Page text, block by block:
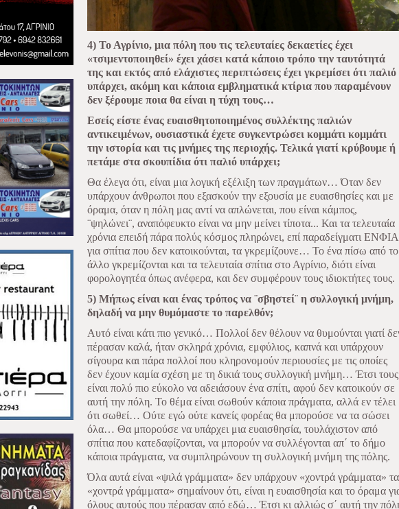
4) Το Αγρίνιο, μια πόλη που τις τελευταίες δεκαετίες έχει
«τσιμεντοποιηθεί» έχει χάσει κατά κάποιο τρόπο την ταυτότητά
της και εκτός από ελάχιστες περιπτώσεις έχει γκρεμίσει ότι παλιό
υπάρχει, ακόμη και κάποια εμβληματικά κτίρια που παραμένουν
δεν ξέρουμε ποια θα είναι η τύχη τους…
Εσείς είστε ένας ευαισθητοποιημένος συλλέκτης παλιών
αντικειμένων, ουσιαστικά έχετε συγκεντρώσει κομμάτι κομμάτι
την ιστορία και τις μνήμες της περιοχής. Τελικά γιατί κρύβουμε ή
πετάμε στα σκουπίδια ότι παλιό υπάρχει;
Θα έλεγα ότι, είναι μια λογική εξέλιξη των πραγμάτων… Όταν δεν
υπάρχουν άνθρωποι που εξασκούν την εξουσία με ευαισθησίες και με
όραμα, όταν η πόλη μας αντί να απλώνεται, που είναι κάμπος,
¨ψηλώνει¨, αναπόφευκτο είναι να μην μείνει τίποτα... Και τα τελευταία
χρόνια επειδή πάρα πολύς κόσμος πληρώνει, επί παραδείγματι
για σπίτια που δεν κατοικούνται, τα γκρεμίζουνε… Το ένα πίσω από το
άλλο γκρεμίζονται και τα τελευταία σπίτια στο Αγρίνιο, διότι είναι
φορολογητέα όπως ανέφερα, και δεν συμφέρουν τους ιδιοκτήτες τους.
5) Μήπως είναι και ένας τρόπος να ¨σβηστεί¨ η συλλογική μνήμη,
δηλαδή να μην θυμόμαστε το παρελθόν;
Αυτό είναι κάτι πιο γενικό… Πολλοί δεν θέλουν να θυμούνται γιατί
πέρασαν καλά, ήταν σκληρά χρόνια, εμφύλιος, καπνά και υπάρχουν
σίγουρα και πάρα πολλοί που κληρονομούν περιουσίες με τις οποίες
δεν έχουν καμία σχέση με τη δικιά τους συλλογική μνήμη… Έτσι τους
είναι πολύ πιο εύκολο να αδειάσουν ένα σπίτι, αφού δεν κατοικούν σε
αυτή την πόλη. Το θέμα είναι σωθούν κάποια πράγματα, αλλά εν τέλει
ότι σωθεί… Ούτε εγώ ούτε κανείς φορέας θα μπορούσε να τα σώσει
όλα… Θα μπορούσε να υπάρχει μια ευαισθησία, τουλάχιστον από
σπίτια που κατεδαφίζονται, να μπορούν να συλλέγονται απ΄ το δήμο
κάποια πράγματα, να συμπληρώνουν τη συλλογική μνήμη της πόλης.
Όλα αυτά είναι «ψιλά γράμματα» δεν υπάρχουν «χοντρά γράμματα» τα
«χοντρά γράμματα» σημαίνουν ότι, είναι η ευαισθησία και το όραμα
όλους αυτούς που πέρασαν από εδώ… Έτσι κι αλλιώς σ΄ αυτή την